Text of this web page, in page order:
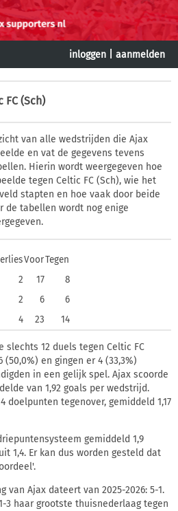
inloggen aanmelden
(Sch)
van alle wedstrijden die Ajax
en vat de gegevens tevens
Hierin wordt weergegeven hoe
tegen Celtic FC (Sch), wie het
stapten en hoe vaak door beide
de tabellen wordt nog enige
VoorTegen
2 17
8
2 6
6
4 23 14
12 duels tegen Celtic FC
en gingen er 4 (33,3%)
in een gelijk spel. Ajax scoorde
van 1,92 goals per wedstrijd.
doelpunten tegenover, gemiddeld 1,17
gemiddeld 1,9
1,4. Er kan dus worden gesteld dat
van Ajax dateert van 2025-2026: 5-1.
3 haar grootste thuisnederlaag tegen